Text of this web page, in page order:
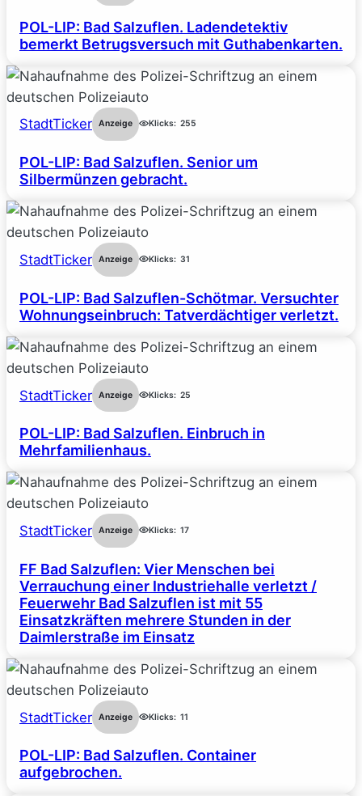
POL-LIP: Bad Salzuflen. Ladendetektiv
bemerkt Betrugsversuch mit Guthabenkarten.
StadtTicker Anzeige Klicks: 255
POL-LIP: Bad Salzuflen. Senior um
Silbermünzen gebracht.
StadtTicker Anzeige Klicks: 31
POL-LIP: Bad Salzuflen-Schötmar. Versuchter
Wohnungseinbruch: Tatverdächtiger verletzt.
StadtTicker Anzeige Klicks: 25
POL-LIP: Bad Salzuflen. Einbruch in
Mehrfamilienhaus.
StadtTicker Anzeige Klicks: 17
FF Bad Salzuflen: Vier Menschen bei
Verrauchung einer Industriehalle verletzt /
Feuerwehr Bad Salzuflen ist mit 55
Einsatzkräften mehrere Stunden in der
Daimlerstraße im Einsatz
StadtTicker Anzeige Klicks: 11
POL-LIP: Bad Salzuflen. Container
aufgebrochen.